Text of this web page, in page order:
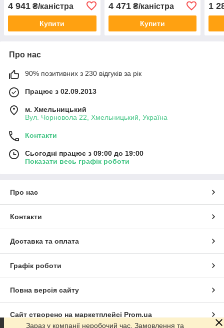
(дифеноконазол 250)
4 941 ₴/каністра
Купити
(дифеноконазол 250)
4 471₴/каністра
Купити
1
Про нас
90% позитивних з 230 відгуків за рік
Працює з 02.09.2013
м. Хмельницький
Вул. Чорновола 22, Хмельницький, Україна
Контакти
Сьогодні працює з 09:00 до 19:00
Показати весь графік роботи
Про нас
Контакти
Доставка та оплата
Графік роботи
Повна версія сайту
Сайт створено на маркетплейсі Prom.ua
Зараз у компанії неробочий час. Замовлення та